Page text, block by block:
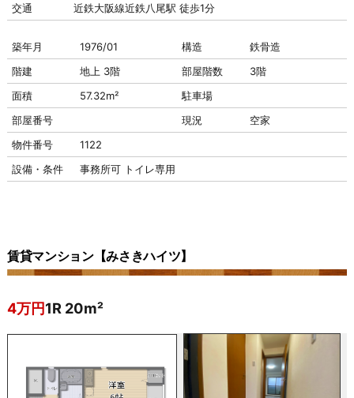
交通
近鉄大阪線近鉄八尾駅 徒歩1分
築年月 1976/01 構造
鉄骨造
階建
地上 3階 部屋階数
3階
面積
57.32m²
駐車場
部屋番号
現況
空家
物件番号
1122
設備・条件
事務所可 トイレ専用
賃貸マンション【みさきハイツ】
4万円1R 20m²